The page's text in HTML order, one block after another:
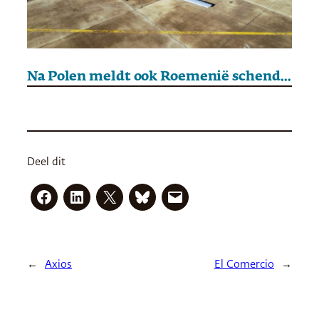
Na Polen meldt ook Roemenië schending luchtruim door Russische drone
Deel dit
← Axios El Comercio →